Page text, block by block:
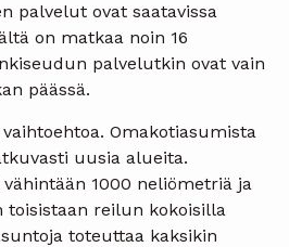
palvelut ovat saatavissa
on matkaa noin 16
palvelutkin ovat vain
päässä.
Omakotiasumista
uusia alueita.
1000 neliömetriä ja
toisistaan reilun kokoisilla
toteuttaa kaksikin